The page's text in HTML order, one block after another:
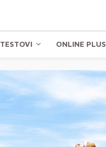
TESTOVI ONLINE PLUS